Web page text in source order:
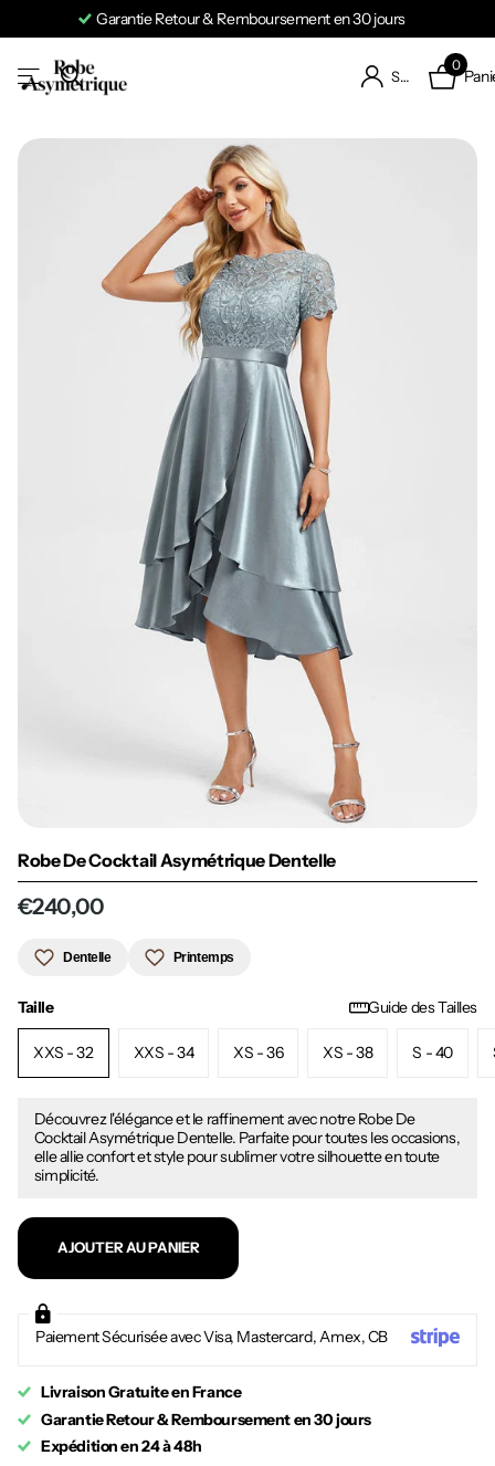
Garantie Retour & Remboursement en 30 jours
S'identifier
0
Robe De Cocktail Asymétrique Dentelle
€240,00
Dentelle Printemps
Taille Guide des Tailles
XXS - 32 XXS - 34 XS - 36 XS - 38 S - 40
Découvrez l'élégance et le raffinement avec notre Robe De
Cocktail Asymétrique Dentelle. Parfaite pour toutes les occasions,
elle allie confort et style pour sublimer votre silhouette en toute
simplicité.
AJOUTER AU PANIER
Paiement Sécurisée avec Visa, Mastercard, Amex, CB
Livraison Gratuite en France
Garantie Retour & Remboursement en 30 jours
Expédition en 24 à 48h